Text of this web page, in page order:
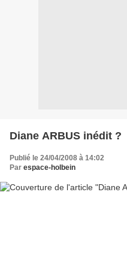
Diane ARBUS inédit ?
Publié le 24/04/2008 à 14:02
Par espace-holbein